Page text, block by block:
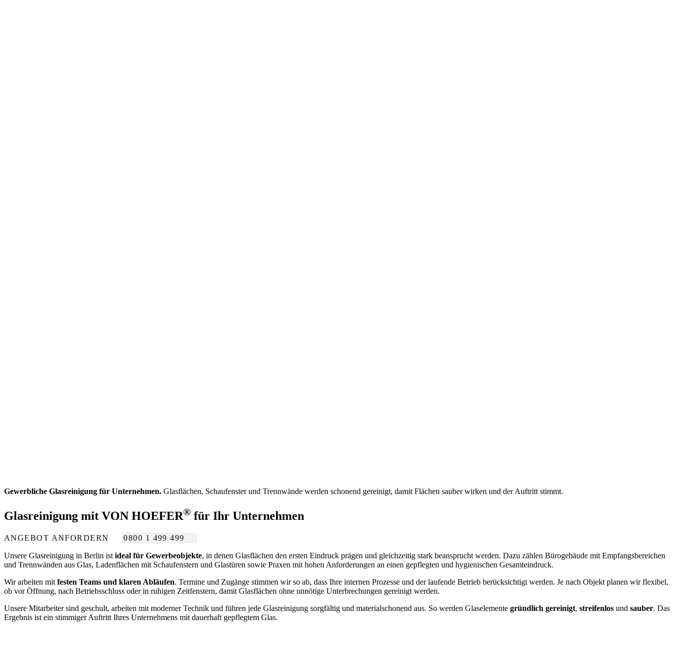
Gewerbliche Glasreinigung für Unternehmen. Glasflächen, Schaufenster und Trennwände werden schonend gereinigt, damit Flächen sauber wirken und der Auftritt stimmt.
Glasreinigung mit VON HOEFER® für Ihr Unternehmen
ANGEBOT ANFORDERN 0800 1 499 499
Unsere Glasreinigung in Berlin ist ideal für Gewerbeobjekte, in denen Glasflächen den ersten Eindruck prägen und gleichzeitig stark beansprucht werden. Dazu zählen Bürogebäude mit Empfangsbereichen
und Trennwänden aus Glas, Ladenflächen mit Schaufenstern und Glastüren sowie Praxen mit hohen Anforderungen an einen gepflegten und hygienischen Gesamteindruck.
Wir arbeiten mit festen Teams und klaren Abläufen. Termine und Zugänge stimmen wir so ab, dass Ihre internen Prozesse und der laufende Betrieb berücksichtigt werden. Je nach Objekt planen wir flexibel,
ob vor Öffnung, nach Betriebsschluss oder in ruhigen Zeitfenstern, damit Glasflächen ohne unnötige Unterbrechungen gereinigt werden.
Unsere Mitarbeiter sind geschult, arbeiten mit moderner Technik und führen jede Glasreinigung sorgfältig und materialschonend aus. So werden Glaselemente gründlich gereinigt, streifenlos und sauber. Das
Ergebnis ist ein stimmiger Auftritt Ihres Unternehmens mit dauerhaft gepflegtem Glas.